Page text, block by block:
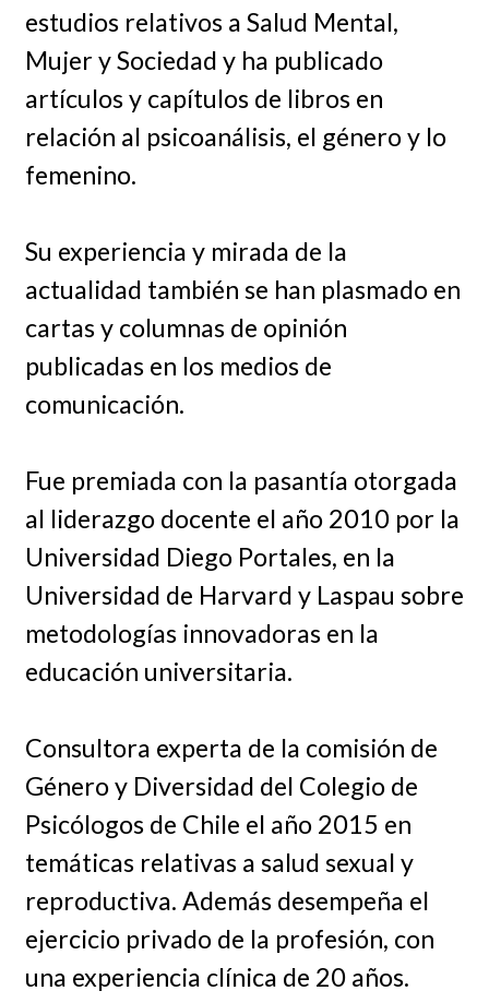
estudios relativos a Salud Mental,
Mujer y Sociedad y ha publicado
artículos y capítulos de libros en
relación al psicoanálisis, el género y lo
femenino.
Su experiencia y mirada de la
actualidad también se han plasmado en
cartas y columnas de opinión
publicadas en los medios de
comunicación.
Fue premiada con la pasantía otorgada
al liderazgo docente el año 2010 por la
Universidad Diego Portales, en la
Universidad de Harvard y Laspau sobre
metodologías innovadoras en la
educación universitaria.
Consultora experta de la comisión de
Género y Diversidad del Colegio de
Psicólogos de Chile el año 2015 en
temáticas relativas a salud sexual y
reproductiva. Además desempeña el
ejercicio privado de la profesión, con
una experiencia clínica de 20 años.